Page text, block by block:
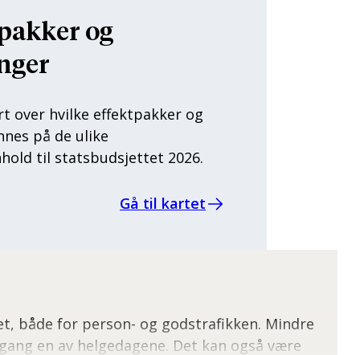
og
over hvilke effektpakker og
på de ulike
til statsbudsjettet 2026.
Gå til kartet
både for person- og godstrafikken. Mindre
en av helgedagene. Det kan også være